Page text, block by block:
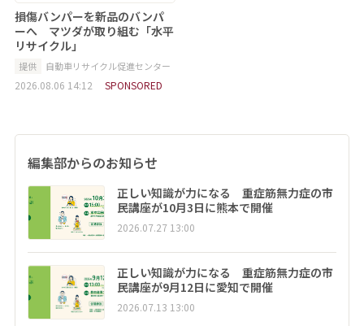
損傷バンパーを新品のバンパ
ーへ マツダが取り組む「水平
リサイクル」
提供 自動車リサイクル促進センター
2026.08.06 14:12 SPONSORED
編集部からのお知らせ
正しい知識が力になる 重症筋無力症の市
民講座が10月3日に熊本で開催
2026.07.27 13:00
正しい知識が力になる 重症筋無力症の市
民講座が9月12日に愛知で開催
2026.07.13 13:00